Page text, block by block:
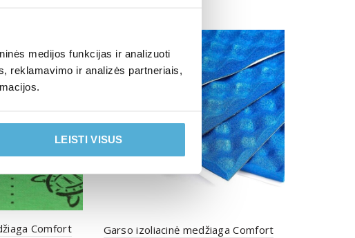
medijos funkcijas ir analizuoti
reklamavimo ir analizės partneriais,
LEISTI VISUS
Comfort
Garso izoliacinė medžiaga Comfort